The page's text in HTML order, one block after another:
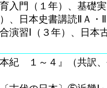
入門（１年）、基礎
）、日本史書講読ⅡＡ・
演習Ⅰ（３年）、日本
本紀 １～４』（共訳